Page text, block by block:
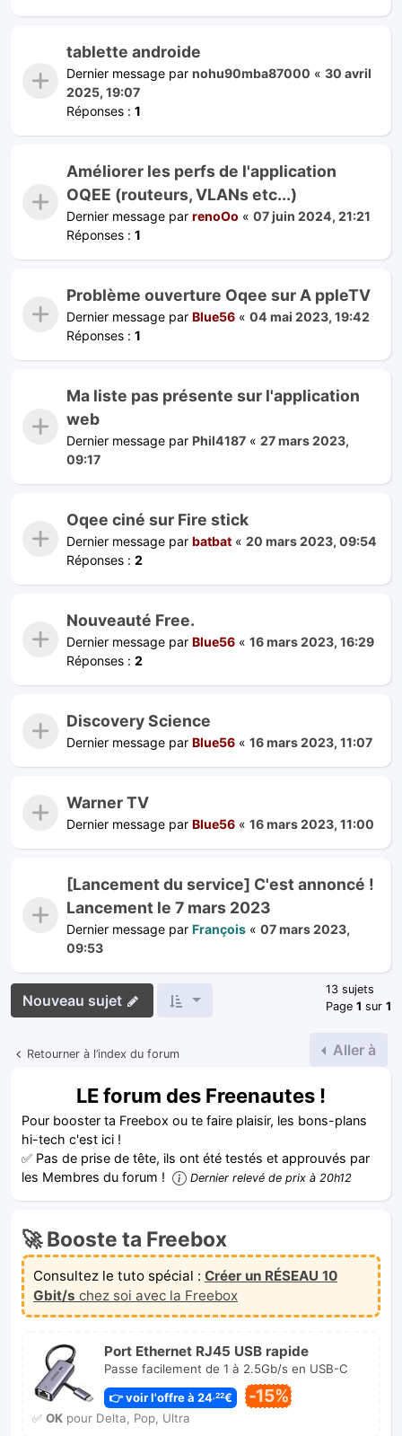
tablette androide
Dernier message par nohu90mba87000 « 30 avril
2025, 19:07
Réponses : 1
Améliorer les perfs de l'application
OQEE (routeurs, VLANs etc...)
Dernier message par renoOo « 07 juin 2024, 21:21
Réponses : 1
Problème ouverture Oqee sur A ppleTV
Dernier message par Blue56 « 04 mai 2023, 19:42
Réponses : 1
Ma liste pas présente sur l'application
web
Dernier message par Phil4187 « 27 mars 2023,
09:17
Oqee ciné sur Fire stick
Dernier message par batbat « 20 mars 2023, 09:54
Réponses : 2
Nouveauté Free.
Dernier message par Blue56 « 16 mars 2023, 16:29
Réponses : 2
Discovery Science
Dernier message par Blue56 « 16 mars 2023, 11:07
Warner TV
Dernier message par Blue56 « 16 mars 2023, 11:00
[Lancement du service] C'est annoncé !
Lancement le 7 mars 2023
Dernier message par François « 07 mars 2023,
09:53
Nouveau sujet
13 sujets
Page 1 sur 1
Retourner à l’index du forum Aller à
LE forum des Freenautes !
Pour booster ta Freebox ou te faire plaisir, les bons-plans
hi-tech c'est ici !
✅ Pas de prise de tête, ils ont été testés et approuvés par
les Membres du forum !
Dernier relevé de prix à 20h12
🚀 Booste ta Freebox
Consultez le tuto spécial : Créer un RÉSEAU 10
Gbit/s chez soi avec la Freebox
Port Ethernet RJ45 USB rapide
Passe facilement de 1 à 2.5Gb/s en USB-C
👉 voir l'offre à 24 ,22€ -15%
✅ OKpour Delta, Pop, Ultra